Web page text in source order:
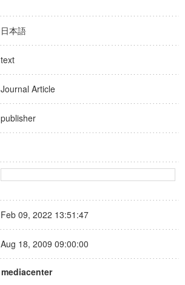
日本語
text
Journal Article
publisher
Feb 09, 2022 13:51:47
Aug 18, 2009 09:00:00
mediacenter